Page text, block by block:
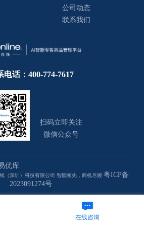
公司动态
联系我们
电话：400-774-7617
扫码立即关注
微信公众号
优库
（深圳）科技有限公司 智能领先，商机尽握 粤ICP备
2023091274号
在线咨询